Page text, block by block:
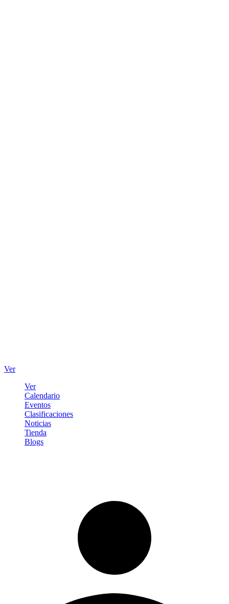
Ver
Ver
Calendario
Eventos
Clasificaciones
Noticias
Tienda
Blogs